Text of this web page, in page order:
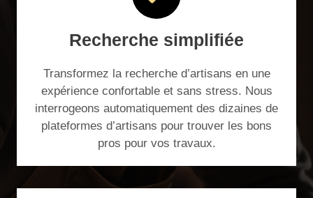
Recherche simplifiée
Transformez la recherche d’artisans en une
expérience confortable et sans stress. Nous
interrogeons automatiquement des dizaines de
plateformes d’artisans pour trouver les bons
pros pour vos travaux.